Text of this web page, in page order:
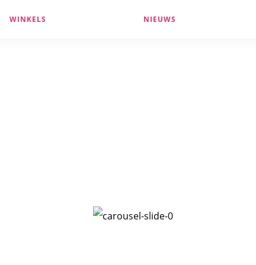
WINKELS NIEUWS